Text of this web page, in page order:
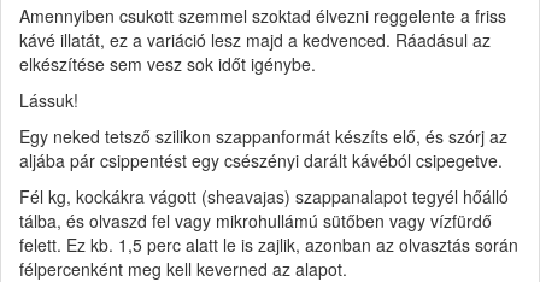
Amennyiben csukott szemmel szoktad élvezni reggelente a friss
kávé illatát, ez a variáció lesz majd a kedvenced. Ráadásul az
elkészítése sem vesz sok időt igénybe.
Lássuk!
Egy neked tetsző szilikon szappanformát készíts elő, és szórj az
aljába pár csippentést egy csészényi darált kávéból csipegetve.
Fél kg, kockákra vágott (sheavajas) szappanalapot tegyél hőálló
tálba, és olvaszd fel vagy mikrohullámú sütőben vagy vízfürdő
felett. Ez kb. 1,5 perc alatt le is zajlik, azonban az olvasztás során
félpercenként meg kell keverned az alapot.